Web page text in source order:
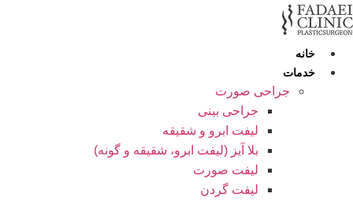
پرش
به
خانه
خدمات
جراحی صورت
جراحی بینی
لیفت ابرو و شقیقه
بلا آیز (لیفت ابرو، شقیقه و گونه)
لیفت صورت
لیفت گردن